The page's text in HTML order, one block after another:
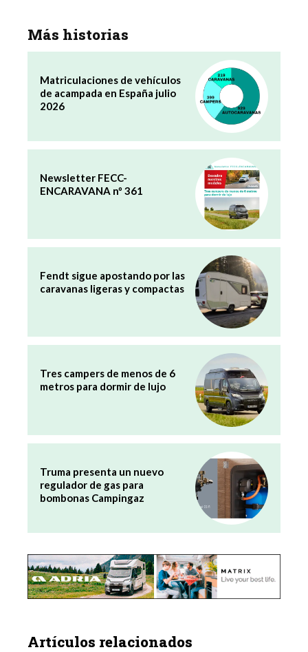
Más historias
Matriculaciones de vehículos
de acampada en España julio
2026
Newsletter FECC-
ENCARAVANA nº 361
Fendt sigue apostando por las
caravanas ligeras y compactas
Tres campers de menos de 6
metros para dormir de lujo
Truma presenta un nuevo
regulador de gas para
bombonas Campingaz
Artículos relacionados